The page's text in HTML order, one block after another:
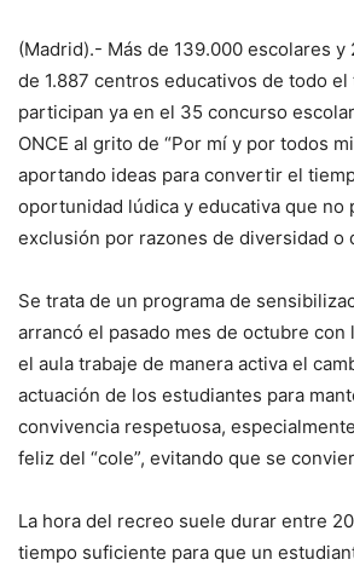
(Madrid).- Más de 139.000 escolares
de 1.887 centros educativos de todo
participan ya en el 35 concurso
ONCE al grito de “Por mí y por todos
aportando ideas para convertir el
oportunidad lúdica y educativa que no
exclusión por razones de diversidad o
Se trata de un programa de
arrancó el pasado mes de octubre con
el aula trabaje de manera activa el
actuación de los estudiantes para
convivencia respetuosa,
feliz del “cole”, evitando que se
La hora del recreo suele durar entre
tiempo suficiente para que un